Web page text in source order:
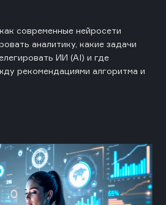
современные нейросети
аналитику, какие задачи
ИИ (AI) и где
рекомендациями алгоритма и